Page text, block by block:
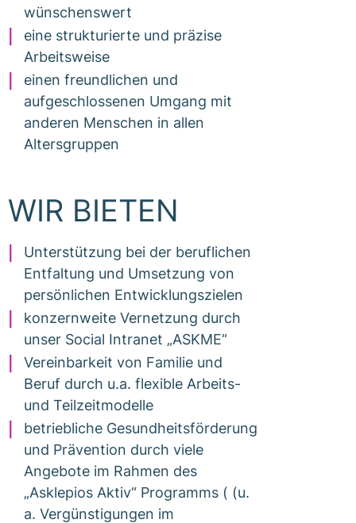
wünschenswert
eine strukturierte und präzise
Arbeitsweise
einen freundlichen und
aufgeschlossenen Umgang mit
anderen Menschen in allen
Altersgruppen
WIR BIETEN
Unterstützung bei der beruflichen
Entfaltung und Umsetzung von
persönlichen Entwicklungszielen
konzernweite Vernetzung durch
unser Social Intranet „ASKME“
Vereinbarkeit von Familie und
Beruf durch u.a. flexible Arbeits-
und Teilzeitmodelle
betriebliche Gesundheitsförderung
und Prävention durch viele
Angebote im Rahmen des
„Asklepios Aktiv“ Programms ( (u.
a. Vergünstigungen im